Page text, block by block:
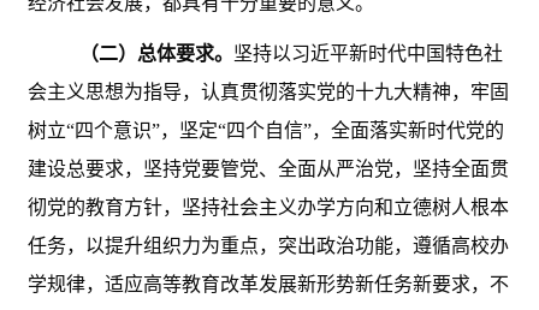
（二）总体要求。 坚持以习近平新时代中国特色社
会主义思想为指导，认真贯彻落实党的十九大精神，牢固
树立“四个意识”，坚定“四个自信”，全面落实新时代党的
建设总要求，坚持党要管党、全面从严治党，坚持全面贯
彻党的教育方针，坚持社会主义办学方向和立德树人根本
任务，以提升组织力为重点，突出政治功能，遵循高校办
学规律，适应高等教育改革发展新形势新任务新要求，不